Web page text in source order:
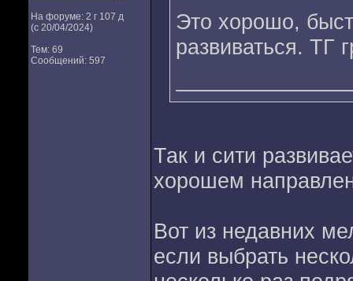
На форуме: 2 г 107 д
(с 20/04/2024)
Тем: 69
Сообщений: 597
Это хорошо,
развиваться. ТГ
Так и сити
хорошем
Вот из недавних
если выбрать